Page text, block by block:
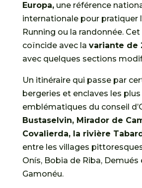
Europa,une référence
internationale pour pratiquer
Running ou la randonnée.
coïncide avec la variante de
avec quelques sections
Un itinéraire qui passe par
bergeries et enclaves les plus
emblématiques du conseil
Bustaselvin, Mirador de
Covalierda, la rivière
entre les villages
Onís, Bobia de Riba, Demués
Gamonéu.